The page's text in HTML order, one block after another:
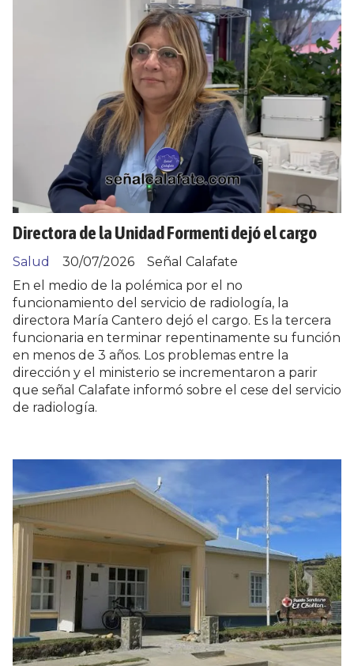
Directora de la Unidad Formenti dejó el cargo
Señal Calafate
Salud
30/07/2026
En el medio de la polémica por el no
funcionamiento del servicio de radiología, la
directora María Cantero dejó el cargo. Es la tercera
funcionaria en terminar repentinamente su función
en menos de 3 años. Los problemas entre la
dirección y el ministerio se incrementaron a parir
que señal Calafate informó sobre el cese del servicio
de radiología.